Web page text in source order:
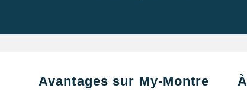
Avantages sur My-Montre